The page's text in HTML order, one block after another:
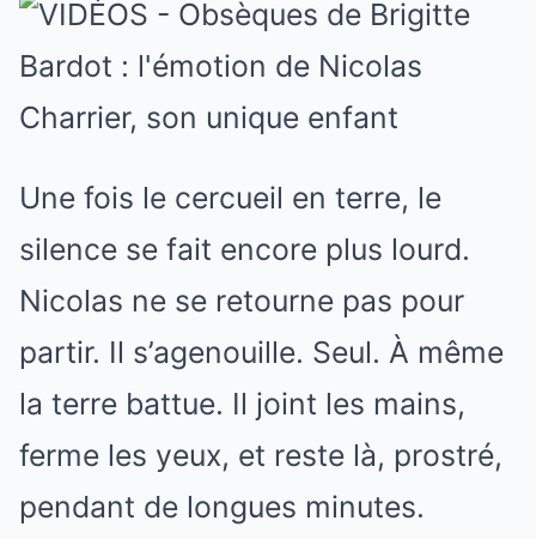
Une fois le cercueil en terre, le
silence se fait encore plus lourd.
Nicolas ne se retourne pas pour
partir. Il s’agenouille. Seul. À même
la terre battue. Il joint les mains,
ferme les yeux, et reste là, prostré,
pendant de longues minutes.